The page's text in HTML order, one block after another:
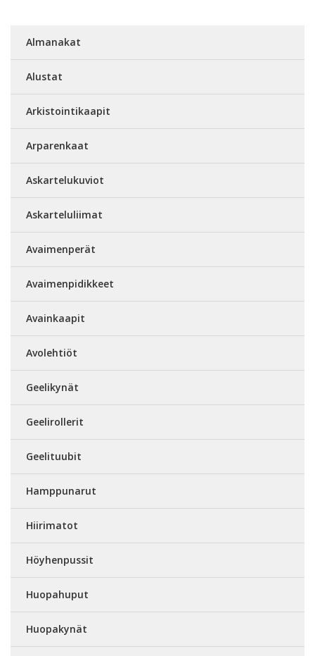
Almanakat
Alustat
Arkistointikaapit
Arparenkaat
Askartelukuviot
Askarteluliimat
Avaimenperät
Avaimenpidikkeet
Avainkaapit
Avolehtiöt
Geelikynät
Geelirollerit
Geelituubit
Hamppunarut
Hiirimatot
Höyhenpussit
Huopahuput
Huopakynät